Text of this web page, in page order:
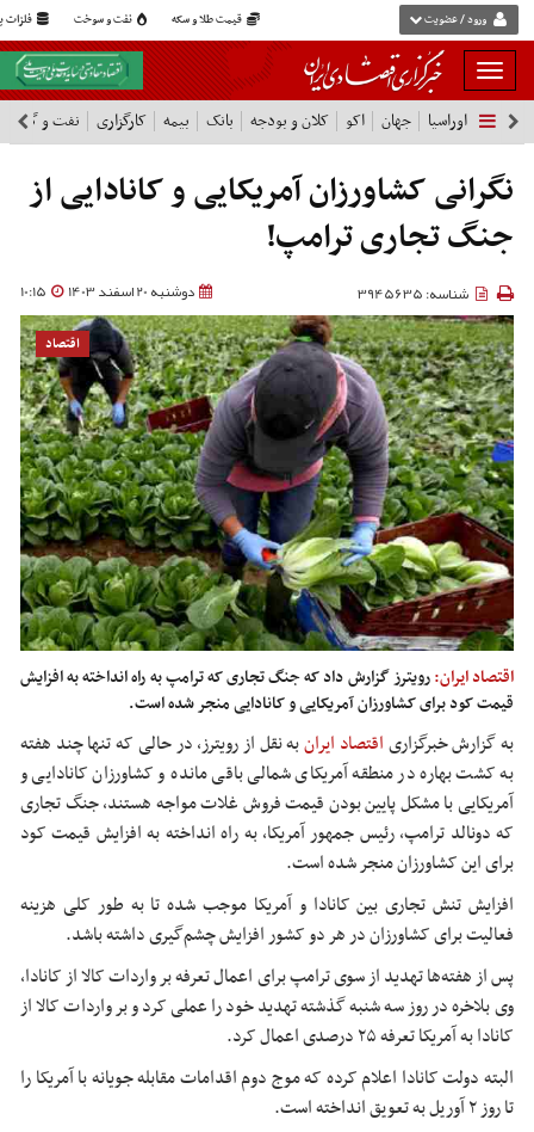
قیمت طلا و سکه نفت و سوخت فلزات ورود / عضویت
بار
و
بسته
نمودن
فهرست
اوراسیا جهان اکو کلان و بودجه بانک بیمه کارگزاری نفت و گاز
نگرانی کشاورزان آمریکایی و کانادایی از
جنگ تجاری ترامپ!
دوشنبه 20 اسفند 1403 10:15 شناسه: 3945635
اقتصاد
اقتصاد ایران:رویترز گزارش داد که جنگ تجاری که ترامپ به راه انداخته به افزایش
قیمت کود برای کشاورزان آمریکایی و کانادایی منجر شده است.
به گزارش خبرگزاریاقتصاد ایرانبه نقل از رویترز، در حالی که تنها چند هفته
به کشت بهاره در منطقه آمریکای شمالی باقی مانده و کشاورزان کانادایی و
آمریکایی با مشکل پایین بودن قیمت فروش غلات مواجه هستند، جنگ تجاری
که دونالد ترامپ، رئیس جمهور آمریکا، به راه انداخته به افزایش قیمت کود
برای این کشاورزان منجر شده است.
افزایش تنش تجاری بین کانادا و آمریکا موجب شده تا به طور کلی هزینه
فعالیت برای کشاورزان در هر دو کشور افزایش چشم‌گیری داشته باشد.
پس از هفته‌ها تهدید از سوی ترامپ برای اعمال تعرفه بر واردات کالا از کانادا،
ویبلاخرهدر روز سه شنبه گذشته تهدید خود را عملی کرد و بر واردات کالا از
کانادا به آمریکا تعرفه ۲۵ درصدی اعمال کرد.
البته دولت کانادا اعلام کرده که موج دوم اقدامات مقابلهجویانهبا آمریکا را
تا روز ۲ آوریل به تعویق انداخته است.